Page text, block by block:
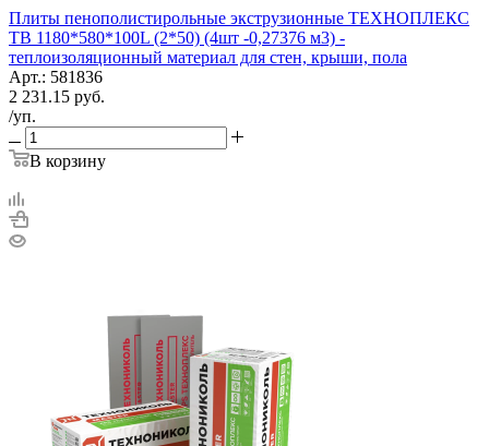
Плиты пенополистирольные экструзионные ТЕХНОПЛЕКС
TB 1180*580*100L (2*50) (4шт -0,27376 м3) -
теплоизоляционный материал для стен, крыши, пола
Арт.: 581836
2 231.15 руб.
/уп.
В корзину